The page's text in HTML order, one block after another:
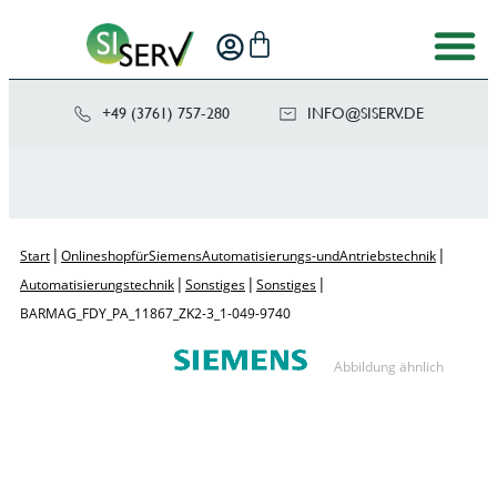
+49 (3761) 757-280 ED.VRE
SIS@OF
NI
Start | Onlineshop für Siemens Automatisierungs- und Antriebstechnik |
Automatisierungstechnik | Sonstiges | Sonstiges |
BARMAG_FDY_PA_11867_ZK2-3_1-049-9740
Abbildung ähnlich